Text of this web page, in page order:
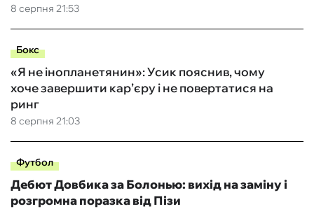
8 серпня 21:53
Бокс
8 серпня 21:03
«Я не інопланетянин»: Усик пояснив, чому
хоче завершити кар’єру і не повертатися на
ринг
Футбол
Дебют Довбика за Болонью: вихід на заміну і
розгромна поразка від Пізи